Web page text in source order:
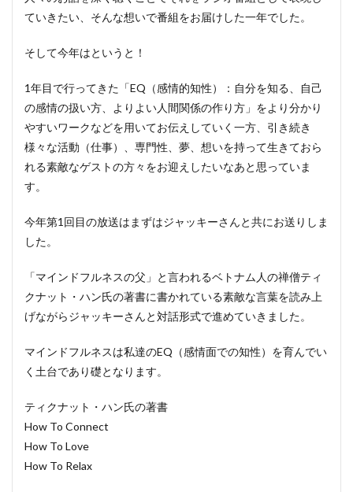
ていきたい、そんな想いで番組をお届けした一年でした。
そして今年はというと！
1年目で行ってきた「EQ（感情的知性）：自分を知る、自己
の感情の扱い方、よりよい人間関係の作り方」をより分かり
やすいワークなどを用いてお伝えしていく一方、引き続き
様々な活動（仕事）、専門性、夢、想いを持って生きておら
れる素敵なゲストの方々をお迎えしたいなあと思っていま
す。
今年第1回目の放送はまずはジャッキーさんと共にお送りしま
した。
「マインドフルネスの父」と言われるベトナム人の禅僧ティ
クナット・ハン氏の著書に書かれている素敵な言葉を読み上
げながらジャッキーさんと対話形式で進めていきました。
マインドフルネスは私達のEQ（感情面での知性）を育んでい
く土台であり礎となります。
ティクナット・ハン氏の著書
How To Connect
How To Love
How To Relax